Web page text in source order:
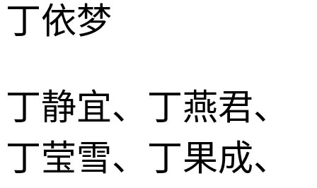
丁依梦
丁静宜、丁燕君、
丁莹雪、丁果成、